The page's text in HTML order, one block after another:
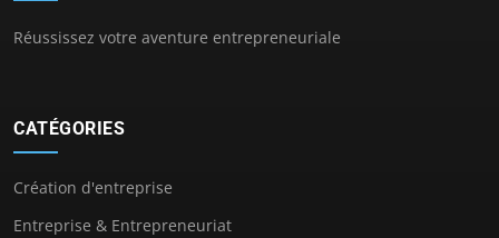
Réussissez votre aventure entrepreneuriale
CATÉGORIES
Création d'entreprise
Entreprise & Entrepreneuriat